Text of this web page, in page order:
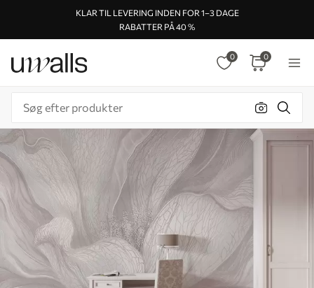
KLAR TIL LEVERING INDEN FOR 1–3 DAGE
RABATTER PÅ 40 %
0 0